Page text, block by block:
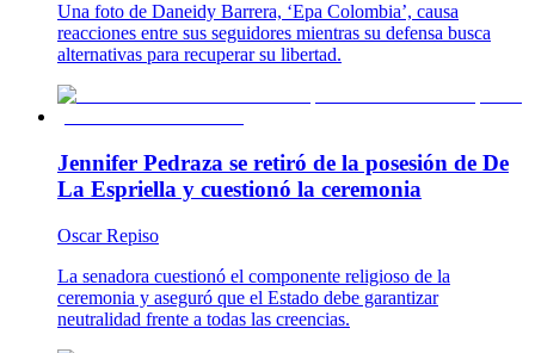
Una foto de Daneidy Barrera, ‘Epa Colombia’, causa
reacciones entre sus seguidores mientras su defensa busca
alternativas para recuperar su libertad.
Jennifer Pedraza se retiró de la posesión de De
La Espriella y cuestionó la ceremonia
Oscar Repiso
La senadora cuestionó el componente religioso de la
ceremonia y aseguró que el Estado debe garantizar
neutralidad frente a todas las creencias.